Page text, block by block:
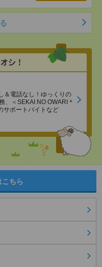
＆電話なし！ゆっくりの
、＜SEKAI NO OWARI＊
サポートバイトなど
こちら